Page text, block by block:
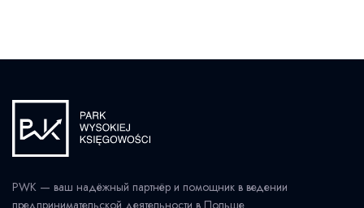
PWK — ваш надёжный партнёр и помощник в ведении
предпринимательской деятельности в Польше